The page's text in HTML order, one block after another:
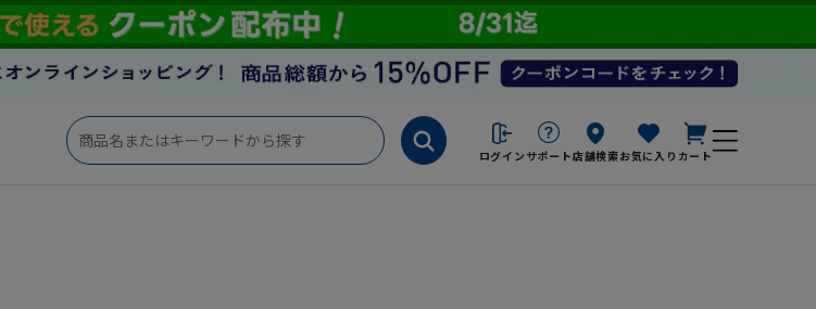
ログイン サポート店舗検索お気に入り カート